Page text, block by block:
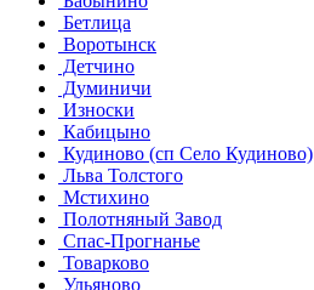
Бетлица
Воротынск
Детчино
Думиничи
Износки
Кабицыно
Кудиново (сп Село Кудиново)
Льва Толстого
Мстихино
Полотняный Завод
Спас-Прогнанье
Товарково
Ульяново